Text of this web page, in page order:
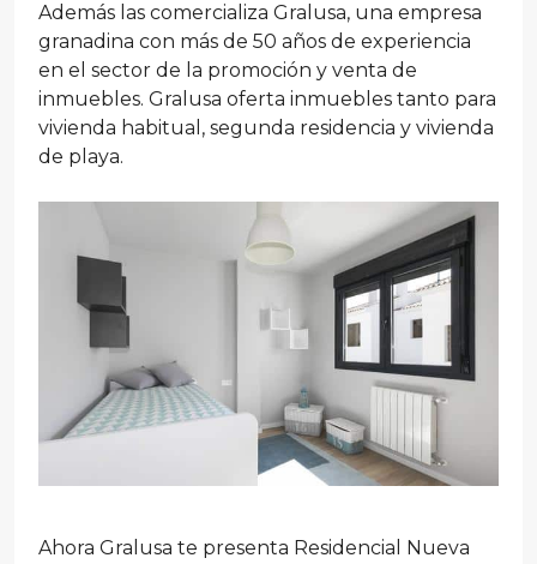
Además las comercializa Gralusa, una empresa
granadina con más de 50 años de experiencia
en el sector de la promoción y venta de
inmuebles. Gralusa oferta inmuebles tanto para
vivienda habitual, segunda residencia y vivienda
de playa.
Ahora Gralusa te presenta Residencial Nueva